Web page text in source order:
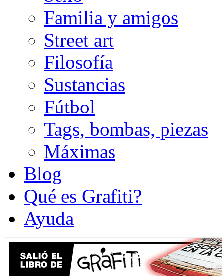
Familia y amigos
Street art
Filosofía
Sustancias
Fútbol
Tags, bombas, piezas
Máximas
Blog
Qué es Grafiti?
Ayuda